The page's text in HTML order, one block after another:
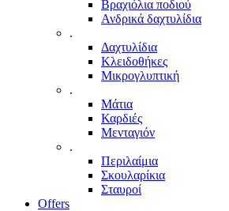
Βραχιόλια ποδιού
Ανδρικά δαχτυλίδια
.
Δαχτυλίδια
Κλειδοθήκες
Μικρογλυπτική
.
Μάτια
Καρδιές
Μενταγιόν
.
Περιλαίμια
Σκουλαρίκια
Σταυροί
Offers